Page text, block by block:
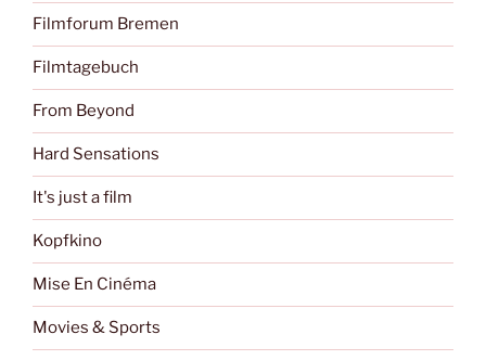
Filmforum Bremen
Filmtagebuch
From Beyond
Hard Sensations
It's just a film
Kopfkino
Mise En Cinéma
Movies & Sports